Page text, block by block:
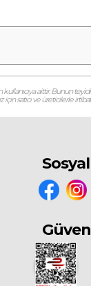
aittir. Bunun
satıcı ve üreticilerle